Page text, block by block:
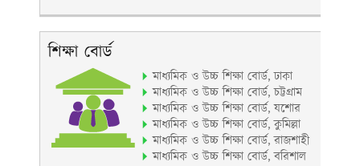
শিক্ষা বোর্ড
মাধ্যমিক ও উচ্চ শিক্ষা বোর্ড, ঢাকা
মাধ্যমিক ও উচ্চ শিক্ষা বোর্ড, চট্টগ্রাম
মাধ্যমিক ও উচ্চ শিক্ষা বোর্ড, যশোর
মাধ্যমিক ও উচ্চ শিক্ষা বোর্ড, কুমিল্লা
মাধ্যমিক ও উচ্চ শিক্ষা বোর্ড, রাজশাহী
মাধ্যমিক ও উচ্চ শিক্ষা বোর্ড, বরিশাল